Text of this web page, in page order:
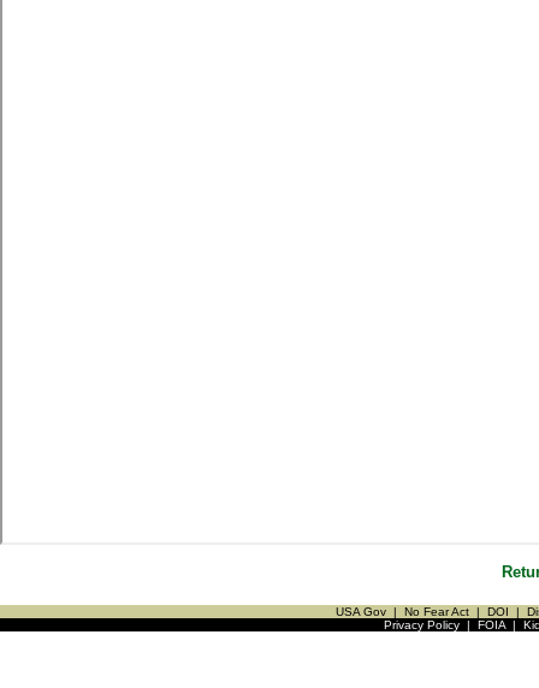
USA Gov | No Fear Act | DOI |
Privacy Policy| FOIA|